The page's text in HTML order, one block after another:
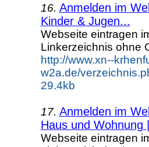
16. Anmelden im
Kinder & Jugen...
Webseite eintragen
Linkerzeichnis ohne
http://www.xn--
w2a.de/
29.4kb
17. Anmelden im
Haus und Wohnung
Webseite eintragen